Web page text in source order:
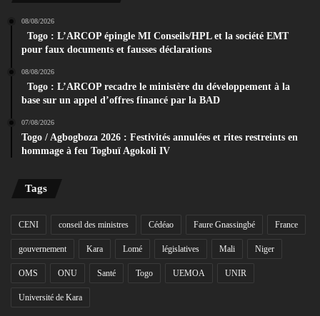
08/08/2026
Togo : L’ARCOP épingle MI Conseils/HPL et la société EMT
pour faux documents et fausses déclarations
08/08/2026
Togo : L’ARCOP recadre le ministère du développement à la
base sur un appel d’offres financé par la BAD
07/08/2026
Togo / Agbogboza 2026 : Festivités annulées et rites restreints en
hommage à feu Togbuï Agokoli IV
Tags
CENI conseil des ministres Cédéao Faure Gnassingbé France
gouvernement Kara Lomé législatives Mali Niger
OMS ONU Santé Togo UEMOA UNIR
Université de Kara